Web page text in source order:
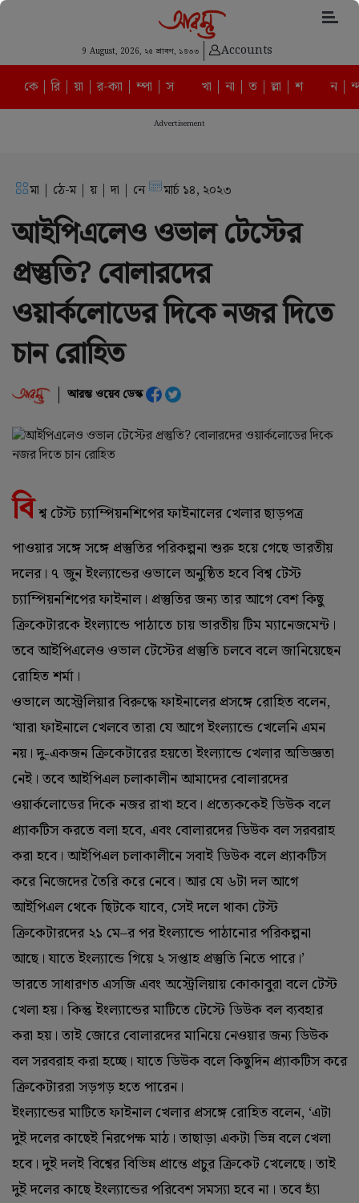
9 August, 2026, ২৫ শ্রাবণ, ১৪৩৩ Accounts
কে | রি | য়া | র-ক্যা | ম্পা | স খা | না | ত | ল্লা | শ ন |
Advertisement
মা | ঠে-ম | য় | দা | নে মার্চ ১৪, ২০২৩
‌আইপিএলেও ওভাল টেস্টের
প্রস্তুতি?‌ বোলারদের
ওয়ার্কলোডের দিকে নজর দিতে
চান রোহিত
আরম্ভ ওয়েব ডেস্ক
বি শ্ব টেস্ট চ্যাম্পিয়নশিপের ফাইনালের খেলার ছাড়পত্র
পাওয়ার সঙ্গে সঙ্গে প্রস্তুতির পরিকল্পনা শুরু হয়ে গেছে ভারতীয়
দলের। ৭ জুন ইংল্যান্ডের ওভালে অনুষ্ঠিত হবে বিশ্ব টেস্ট
চ্যাম্পিয়নশিপের ফাইনাল। প্রস্তুতির জন্য তার আগে বেশ কিছু
ক্রিকেটারকে ইংল্যান্ডে পাঠাতে চায় ভারতীয় টিম ম্যানেজমেন্ট।
তবে আইপিএলেও ওভাল টেস্টের প্রস্তুতি চলবে বলে জানিয়েছেন
রোহিত শর্মা।
ওভালে অস্ট্রেলিয়ার বিরুদ্ধে ফাইনালের প্রসঙ্গে রোহিত বলেন,
‘‌যারা ফাইনালে খেলবে তারা যে আগে ইংল্যান্ডে খেলেনি এমন
নয়। দু-একজন ক্রিকেটারের হয়তো ইংল্যান্ডে খেলার অভিজ্ঞতা
নেই। তবে আইপিএল চলাকালীন আমাদের বোলারদের
ওয়ার্কলোডের দিকে নজর রাখা হবে। প্রত্যেককেই ডিউক বলে
প্র্যাকটিস করতে বলা হবে, এবং বোলারদের ডিউক বল সরবরাহ
করা হবে। আইপিএল চলাকালীনে সবাই ডিউক বলে প্র্যাকটিস
করে নিজেদের তৈরি করে নেবে। আর যে ৬টা দল আগে
আইপিএল থেকে ছিটকে যাবে, সেই দলে থাকা টেস্ট
ক্রিকেটারদের ২১ মে–র পর ইংল্যান্ডে পাঠানোর পরিকল্পনা
আছে। যাতে ইংল্যান্ডে গিয়ে ২ সপ্তাহ প্রস্তুতি নিতে পারে।’‌
ভারতে সাধারণত এসজি এবং অস্ট্রেলিয়ায় কোকাবুরা বলে টেস্ট
খেলা হয়। কিন্তু ইংল্যান্ডের মাটিতে টেস্টে ডিউক বল ব্যবহার
করা হয়। তাই জোরে বোলারদের মানিয়ে নেওয়ার জন্য ডিউক
বল সরবরাহ করা হচ্ছে। যাতে ডিউক বলে কিছুদিন প্র্যাকটিস করে
ক্রিকেটাররা সড়গড় হতে পারেন।
ইংল্যান্ডের মাটিতে ফাইনাল খেলার প্রসঙ্গে রোহিত বলেন, ‘‌এটা
দুই দলের কাছেই নিরপেক্ষ মাঠ। তাছাড়া একটা ভিন্ন বলে খেলা
হবে। দুই দলই বিশ্বের বিভিন্ন প্রান্তে প্রচুর ক্রিকেট খেলেছে। তাই
দুই দলের কাছে ইংল্যান্ডের পরিবেশ সমস্যা হবে না। তবে হ্যাঁ